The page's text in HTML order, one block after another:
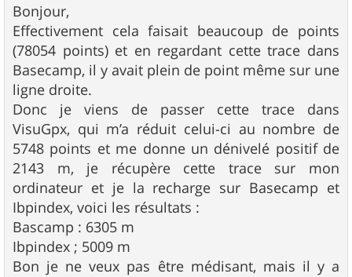
s
s
a
g
e
Bonjour,
Effectivement cela faisait beaucoup de points
(78054 points) et en regardant cette trace dans
Basecamp, il y avait plein de point même sur une
ligne droite.
Donc je viens de passer cette trace dans
VisuGpx, qui m’a réduit celui-ci au nombre de
5748 points et me donne un dénivelé positif de
2143 m, je récupère cette trace sur mon
ordinateur et je la recharge sur Basecamp et
Ibpindex, voici les résultats :
Bascamp : 6305 m
Ibpindex ; 5009 m
Bon je ne veux pas être médisant, mais il y a